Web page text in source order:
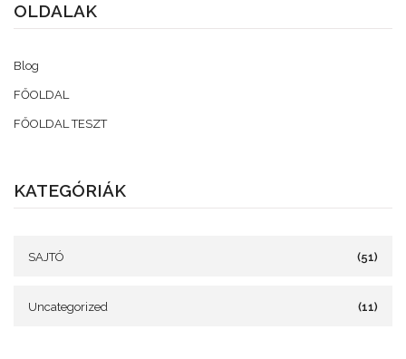
OLDALAK
Blog
FŐOLDAL
FŐOLDAL TESZT
KATEGÓRIÁK
SAJTÓ (51)
Uncategorized (11)